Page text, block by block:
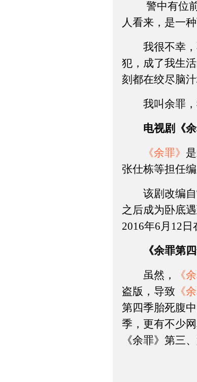
警中有位前
人看来，是一
我很不幸，
犯，成了我生
刻都在绞尽脑
我叫余罪，
电视剧《余
《余罪》
张仕栋等担任
该剧改编自
之后成为卧底
2016年6月12日
《余罪第
虽然，
《
盗版，导致 《
第四季胎死腹
季，更有不少
《余罪》第三